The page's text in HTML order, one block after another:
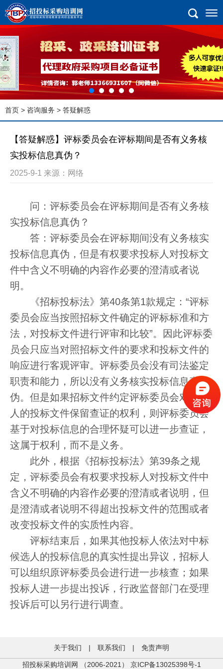
首页 > 咨询服务 > 答疑解惑
【答疑解惑】评标委员会在评标期间是否有义务核
实投标信息真伪？
2025-9-1 来源：网络
问：评标委员会在评标期间是否有义务核
实投标信息真伪？
答：评标委员会在评标期间没有义务核实
投标信息真伪，但是有权要求投标人对投标文
件中含义不明确的内容作必要的澄清或者说
明。
《招标投标法》第40条第1款规定：“评标
委员会应当按照招标文件确定的评标标准和方
法，对投标文件进行评审和比较”。因此评标委
员会只应当对照招标文件的要求和投标文件的
响应进行客观评审。评标委员会没有司法鉴定
职责和能力，所以没有义务核实投标信息真
伪。但是如果招标文件约定评标委员会对投标
人的投标文件保留查证的权利，则评标委员会
基于对投标信息的合理怀疑可以进一步查证，
这属于权利，而不是义务。
此外，根据《招标投标法》第39条之规
定，评标委员会有权要求投标人对投标文件中
含义不明确的内容作必要的澄清或者说明，但
是澄清或者说明不得超出投标文件的范围或者
改变投标文件的实质性内容。
评标结束后，如果其他投标人依法对中标
候选人的投标信息的真实性提出异议，招标人
可以组织原评标委员会进行进一步核查；如果
投标人进一步提出投诉，行政监督部门在受理
投诉后可以另行进行调查。
关于我们 | 联系我们 | 免责声明
招投标采购培训网 （2006-2021） 京ICP备13025398号-1